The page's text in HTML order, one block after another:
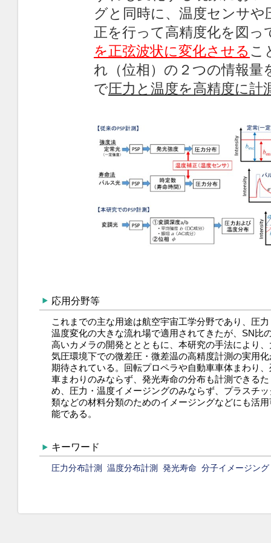
応用分野等
これまでの主な用途は航空宇宙工学分野であり、圧力
温度変化の大きな流れ場で適用されてきたが、SN比
高いカメラの開発ととともに、本研究の手法により、
気圧環境下での微差圧・微差温の高精度計測の実用化
期待されている。回転プロペラや自動車車体まわり、
車まわりのみならず、発光寿命の分布も計測できるた
め、圧力・温度イメージングのみならず、プラスチッ
類などの材料分類のためのイメージングなどにも活用
能である。
キーワード
圧力分布計測 温度分布計測 発光寿命 分子イメージング